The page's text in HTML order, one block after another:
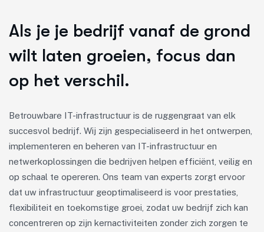
Als je je bedrijf vanaf de grond
wilt laten groeien, focus dan
op het verschil.
Betrouwbare IT-infrastructuur is de ruggengraat van elk
succesvol bedrijf. Wij zijn gespecialiseerd in het ontwerpen,
implementeren en beheren van IT-infrastructuur en
netwerkoplossingen die bedrijven helpen efficiënt, veilig en
op schaal te opereren. Ons team van experts zorgt ervoor
dat uw infrastructuur geoptimaliseerd is voor prestaties,
flexibiliteit en toekomstige groei, zodat uw bedrijf zich kan
concentreren op zijn kernactiviteiten zonder zich zorgen te